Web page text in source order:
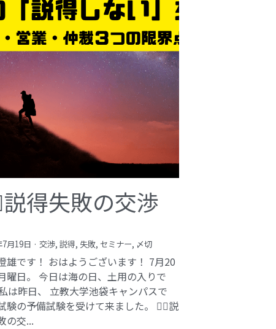
得失敗の交渉
7月19日 · 交渉, 説得, 失敗, セミナー, 〆切
雄です！ おはようございます！ 7月20
曜日。 今日は海の日、土用の入りで
は昨日、 立教大学池袋キャンパスで
験の予備試験を受けて来ました。 🕵️‍♂️説
の交...